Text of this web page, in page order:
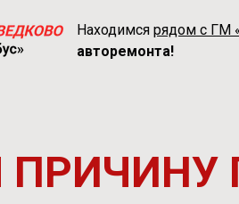
Находимся рядом с ГМ
авторемонта!
ПРИЧИНУ